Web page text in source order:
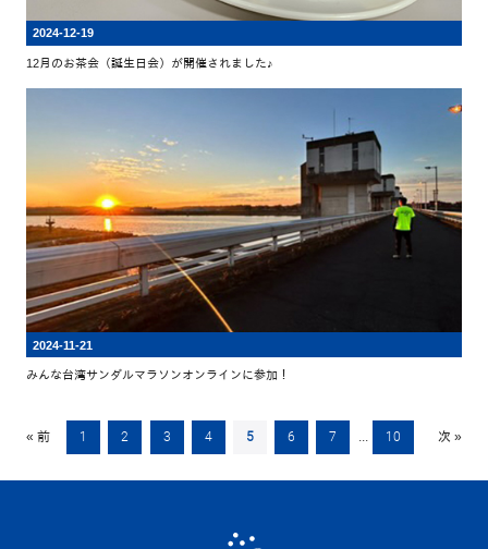
2024-12-19
12月のお茶会（誕生日会）が開催されました♪
2024-11-21
みんな台湾サンダルマラソンオンラインに参加！
« 前 1 2 3 4 5 6 7 10 次 »